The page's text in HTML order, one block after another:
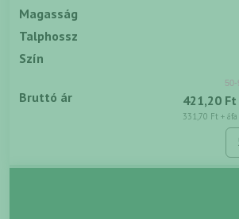
Magasság
Talphossz
Szín
Bruttó ár 421,20 Ft
331,70 Ft + áfa